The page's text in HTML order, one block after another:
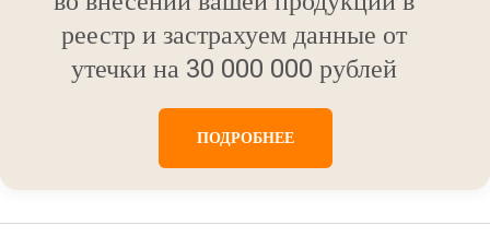
реестр и застрахуем данные от
утечки на 30 000 000 рублей
ПОДРОБНЕЕ